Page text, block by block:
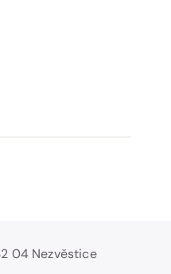
04 Nezvěstice